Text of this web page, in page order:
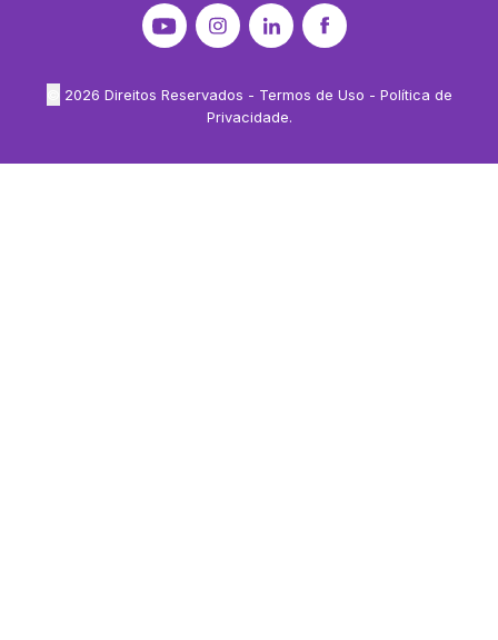
2026 Direitos Reservados - Termos de Uso - Política de
Privacidade.